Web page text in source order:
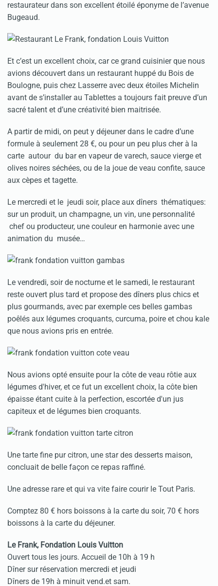
restaurateur dans son excellent étoilé éponyme de l’avenue
Bugeaud.
Et c’est un excellent choix, car ce grand cuisinier que nous
avions découvert dans un restaurant huppé du Bois de
Boulogne, puis chez Lasserre avec deux étoiles Michelin
avant de s’installer au Tablettes a toujours fait preuve d’un
sacré talent et d’une créativité bien maitrisée.
A partir de midi, on peut y déjeuner dans le cadre d’une
formule à seulement 28 €, ou pour un peu plus cher à la
carte autour du bar en vapeur de varech, sauce vierge et
olives noires séchées, ou de la joue de veau confite, sauce
aux cèpes et tagette.
Le mercredi et le jeudi soir, place aux dîners thématiques:
sur un produit, un champagne, un vin, une personnalité
chef ou producteur, une couleur en harmonie avec une
animation du musée…
Le vendredi, soir de nocturne et le samedi, le restaurant
reste ouvert plus tard et propose des dîners plus chics et
plus gourmands, avec par exemple ces belles gambas
poêlés aux légumes croquants, curcuma, poire et chou kale
que nous avions pris en entrée.
Nous avions opté ensuite pour la côte de veau rôtie aux
légumes d'hiver, et ce fut un excellent choix, la côte bien
épaisse étant cuite à la perfection, escortée d'un jus
capiteux et de légumes bien croquants.
Une tarte fine pur citron, une star des desserts maison,
concluait de belle façon ce repas raffiné.
Une adresse rare et qui va vite faire courir le Tout Paris.
Comptez 80 € hors boissons à la carte du soir, 70 € hors
boissons à la carte du déjeuner.
Le Frank, Fondation Louis Vuitton
Ouvert tous les jours. Accueil de 10h à 19 h
Dîner sur réservation mercredi et jeudi
Dîners de 19h à minuit vend.et sam.